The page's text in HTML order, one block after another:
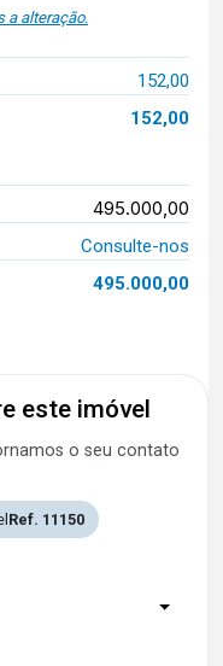
a alteração.
152,00
152,00
495.000,00
Consulte-nos
495.000,00
este imóvel
o seu contato
Ref. 11150